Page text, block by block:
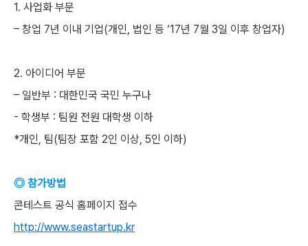
1. 사업화 부문
– 창업 7년 이내 기업(개인, 법인 등 ‘17년 7월 3일 이후 창업자)
2. 아이디어 부문
– 일반부 : 대한민국 국민 누구나
- 학생부 : 팀원 전원 대학생 이하
*개인, 팀(팀장 포함 2인 이상, 5인 이하)
◎ 참가방법
콘테스트 공식 홈페이지 접수
http://www.seastartup.kr